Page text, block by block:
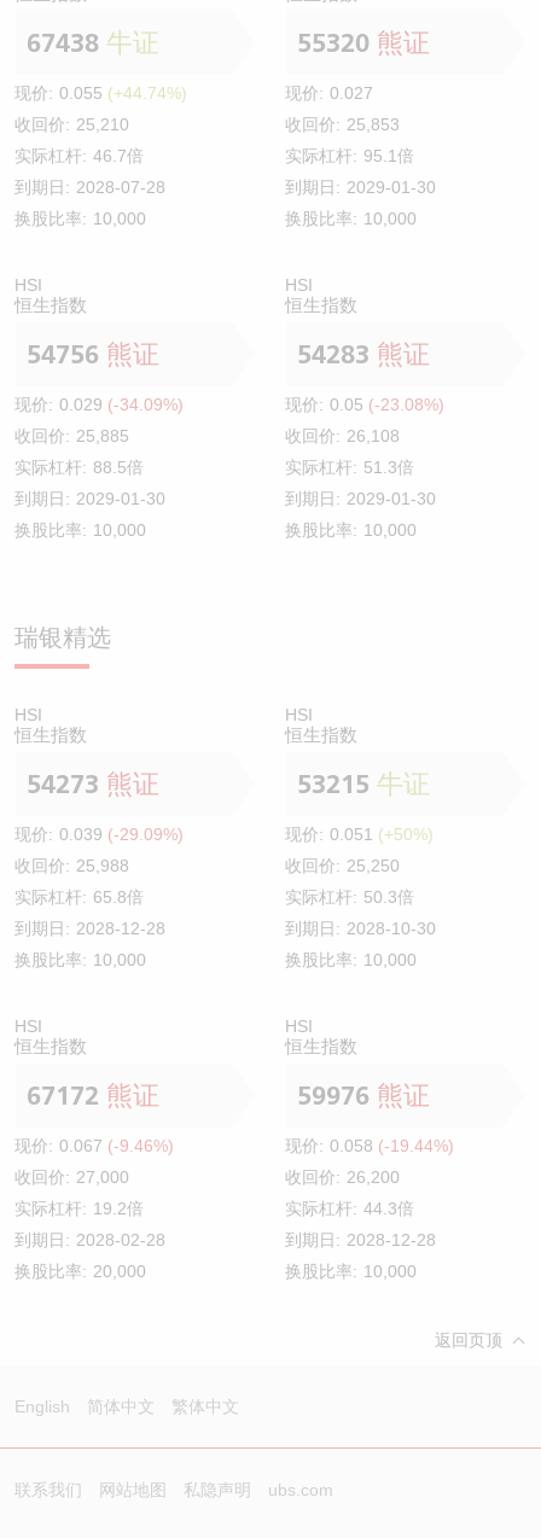
67438 牛证
现价: 0.055 (+44.74%)
收回价: 25,210
实际杠杆: 46.7倍
到期日: 2028-07-28
换股比率: 10,000
55320 熊证
现价: 0.027
收回价: 25,853
实际杠杆: 95.1倍
到期日: 2029-01-30
换股比率: 10,000
HSI
恒生指数
54756 熊证
现价: 0.029 (-34.09%)
收回价: 25,885
实际杠杆: 88.5倍
到期日: 2029-01-30
换股比率: 10,000
HSI
恒生指数
54283 熊证
现价: 0.05 (-23.08%)
收回价: 26,108
实际杠杆: 51.3倍
到期日: 2029-01-30
换股比率: 10,000
瑞银精选
HSI
恒生指数
54273 熊证
现价: 0.039 (-29.09%)
收回价: 25,988
实际杠杆: 65.8倍
到期日: 2028-12-28
换股比率: 10,000
HSI
恒生指数
53215 牛证
现价: 0.051 (+50%)
收回价: 25,250
实际杠杆: 50.3倍
到期日: 2028-10-30
换股比率: 10,000
HSI
恒生指数
67172 熊证
现价: 0.067 (-9.46%)
收回价: 27,000
实际杠杆: 19.2倍
到期日: 2028-02-28
换股比率: 20,000
HSI
恒生指数
59976 熊证
现价: 0.058 (-19.44%)
收回价: 26,200
实际杠杆: 44.3倍
到期日: 2028-12-28
换股比率: 10,000
返回页顶
English 简体中文 繁体中文
联系我们 网站地图 私隐声明 ubs.com